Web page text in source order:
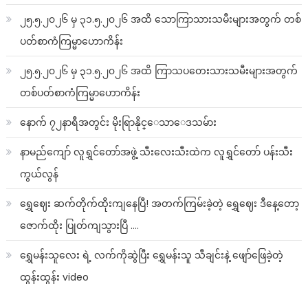
၂၅.၅.၂၀၂၆ မှ ၃၁.၅.၂၀၂၆ အထိ သောကြာသားသမီးများအတွက် တစ်
ပတ်စာကံကြမ္မာဟောကိန်း
၂၅.၅.၂၀၂၆ မှ ၃၁.၅.၂၀၂၆ အထိ ကြာသပတေးသားသမီးများအတွက်
တစ်ပတ်စာကံကြမ္မာဟောကိန်း
နောက် ၇၂နာရီအတွင်း မိုးရြာနိုင္ေသာေဒသမ်ား
နာမည်ကျော် လူရွှင်တော်အဖွဲ့ သီးလေးသီးထဲက လူရွှင်တော် ပန်းသီး
ကွယ်လွန်
ရွှေဈေး ဆက်တိုက်ထိုးကျနေပြီ! အတက်ကြမ်းခဲ့တဲ့ ရွှေဈေး ဒီနေ့တော့
ဇောက်ထိုး ပြုတ်ကျသွားပြီ ….
ရွှေမန်းသူလေး ရဲ့ လက်ကိုဆွဲပြီး ရွှေမန်းသူ သီချင်းနဲ့ ဖျော်ဖြေခဲ့တဲ့
ထွန်းထွန်း video